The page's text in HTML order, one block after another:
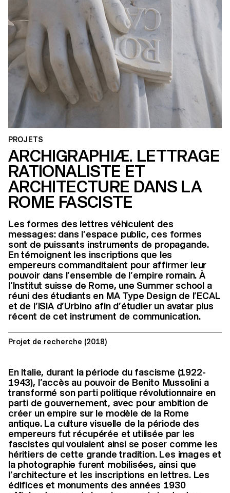
PROJETS
ARCHIGRAPHIÆ. LETTRAGE
RATIONALISTE ET
ARCHITECTURE DANS LA
ROME FASCISTE
Les formes des lettres véhiculent des
messages: dans l’espace public, ces formes
sont de puissants instruments de propagande.
En témoignent les inscriptions que les
empereurs commanditaient pour affirmer leur
pouvoir dans l’ensemble de l’empire romain. À
l’Institut suisse de Rome, une Summer school a
réuni des étudiants en MA Type Design de l’ECAL
et de l’ISIA d’Urbino afin d’étudier un avatar plus
récent de cet instrument de communication.
Projet de recherche (2018)
En Italie, durant la période du fascisme (1922-
1943), l’accès au pouvoir de Benito Mussolini a
transformé son parti politique révolutionnaire en
parti de gouvernement, avec pour ambition de
créer un empire sur le modèle de la Rome
antique. La culture visuelle de la période des
empereurs fut récupérée et utilisée par les
fascistes qui voulaient ainsi se poser comme les
héritiers de cette grande tradition. Les images et
la photographie furent mobilisées, ainsi que
l’architecture et les inscriptions en lettres. Les
édifices et monuments des années 1930